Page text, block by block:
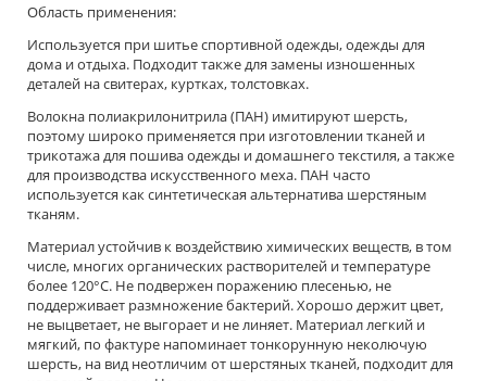
Область применения:
Используется при шитье спортивной одежды, одежды для
дома и отдыха. Подходит также для замены изношенных
деталей на свитерах, куртках, толстовках.
Волокна полиакрилонитрила (ПАН) имитируют шерсть,
поэтому широко применяется при изготовлении тканей и
трикотажа для пошива одежды и домашнего текстиля, а также
для производства искусственного меха. ПАН часто
используется как синтетическая альтернатива шерстяным
тканям.
Материал устойчив к воздействию химических веществ, в том
числе, многих органических растворителей и температуре
более 120°С. Не подвержен поражению плесенью, не
поддерживает размножение бактерий. Хорошо держит цвет,
не выцветает, не выгорает и не линяет. Материал легкий и
мягкий, по фактуре напоминает тонкорунную неколючую
шерсть, на вид неотличим от шерстяных тканей, подходит для